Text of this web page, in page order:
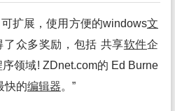
扩展，使用方便的windows文
了众多奖励，包括 共享软件企
序领域! ZDnet.com的 Ed Burne
快的编辑器。”